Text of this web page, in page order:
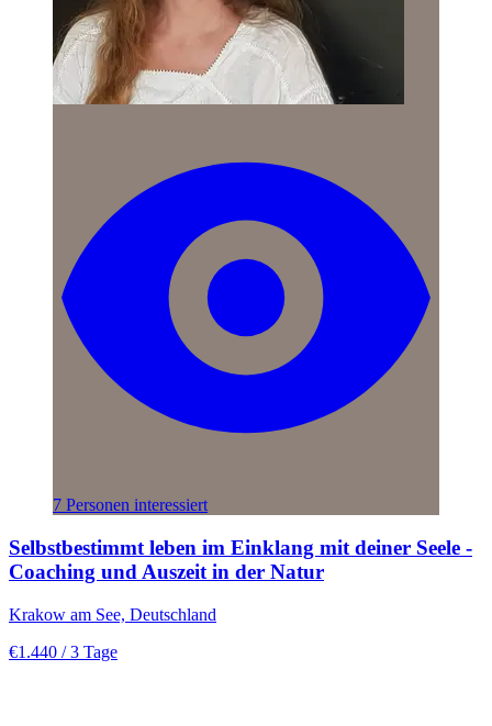
7 Personen interessiert
Selbstbestimmt leben im Einklang mit deiner Seele -
Coaching und Auszeit in der Natur
Krakow am See, Deutschland
€1.440 / 3 Tage